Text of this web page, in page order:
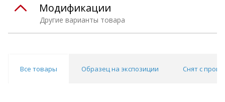
Другие варианты товара
Модификации
Все товары Образец на экспозиции Снят с